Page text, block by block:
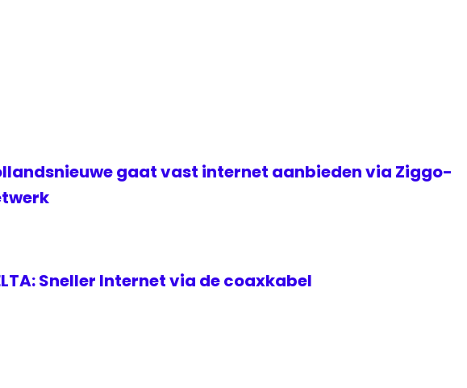
gaat vast internet aanbieden via Ziggo-
Sneller Internet via de coaxkabel